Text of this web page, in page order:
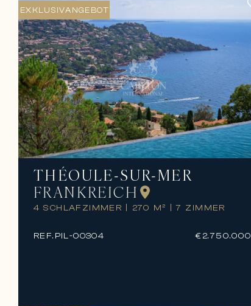
EXKLUSIVANGEBOT
THÉOULE-SUR-MER
FRANKREICH
4 SCHLAFZIMMER 270 M² 7 ZIMMER
REF. PIL-00304 €2.750.000